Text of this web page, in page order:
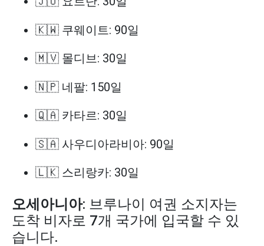
🇰🇼 쿠웨이트: 90일
🇲🇻 몰디브: 30일
🇳🇵 네팔: 150일
🇶🇦 카타르: 30일
🇸🇦 사우디아라비아: 90일
🇱🇰 스리랑카: 30일
오세아니아: 브루나이 여권 소지자는
도착 비자로 7개 국가에 입국할 수 있
습니다.